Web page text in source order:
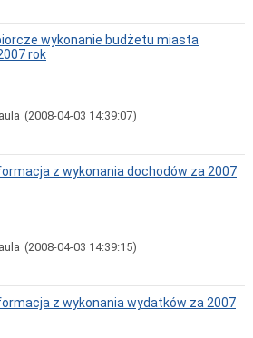
wykonanie budżetu miasta
rok
(2008-04-03 14:39:07)
z wykonania dochodów za 2007
(2008-04-03 14:39:15)
z wykonania wydatków za 2007